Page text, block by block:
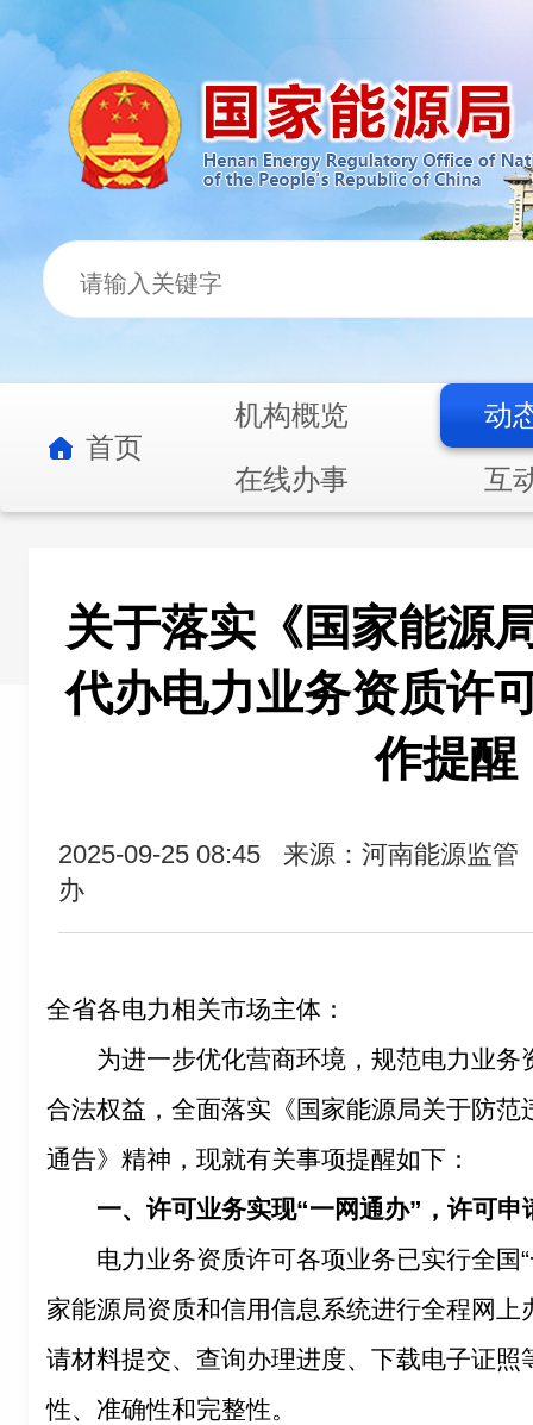
首页
机构概览
动
在线办事
互
关于落实《国家能源
代办电力业务资质许
作提醒
2025-09-25 08:45
来源：河南能源监管
办
全省各电力相关市场主体：
为进一步优化营商环境，规范电力业
合法权益，全面落实《国家能源局关于防
通告》精神，现就有关事项提醒如下：
一、许可业务实现“一网通办”，许可申
电力业务资质许可各项业务已实行全国
家能源局资质和信用信息系统进行全程网
请材料提交、查询办理进度、下载电子证照
性、准确性和完整性。